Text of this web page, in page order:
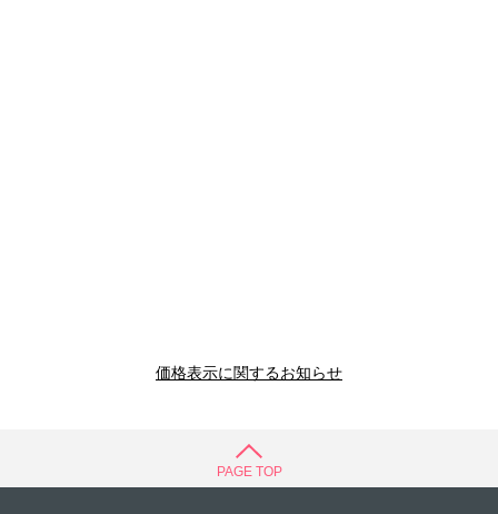
価格表示に関するお知らせ
PAGE TOP